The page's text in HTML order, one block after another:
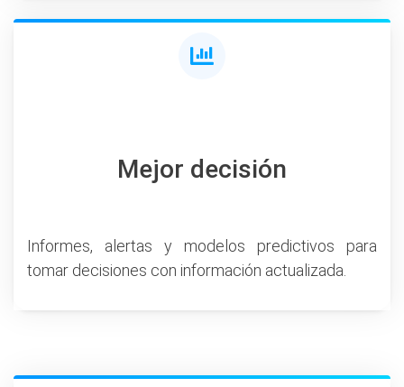
Mejor decisión
Informes, alertas y modelos predictivos para
tomar decisiones con información actualizada.